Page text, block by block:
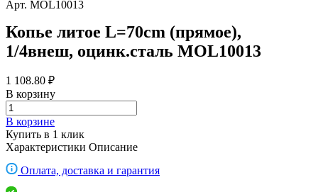
Арт. MOL10013
Копье литое L=70cm (прямое),
1/4внеш, оцинк.сталь MOL10013
1 108.80 ₽
В корзину
В корзине
Купить в 1 клик
Характеристики Описание
Оплата, доставка и гарантия